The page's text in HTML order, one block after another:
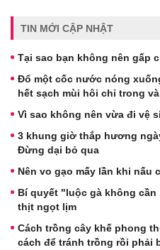
TIN MỚI CẬP NHẬT
Tại sao bạn không nên gấp
Đổ một cốc nước nóng
hết sạch mùi hôi chỉ trong
Vì sao không nên vừa đi vệ
3 khung giờ thắp hương
Đừng dại bỏ qua
Nên vo gạo mấy lần khi nấu
Bí quyết "luộc gà không
thịt ngọt lịm
Cách trồng cây khế phong
cách để tránh trồng rồi phải